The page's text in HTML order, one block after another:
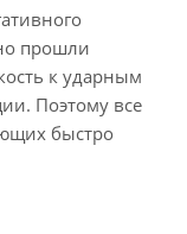
прошли
к ударным
Поэтому все
быстро